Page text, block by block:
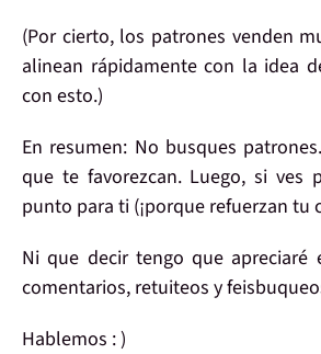
(Por cierto, los patrones venden
alinean rápidamente con la idea
con esto.)
En resumen: No busques patrones.
que te favorezcan. Luego, si ves
punto para ti (¡porque refuerzan tu
Ni que decir tengo que apreciaré
comentarios, retuiteos y
Hablemos : )